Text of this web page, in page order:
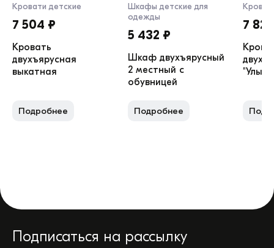
Кровати детские
7 504 ₽
Кровать
двухъярусная
выкатная
Подробнее
Шкафы детские для
одежды
5 432 ₽
Шкаф двухъярусный
2 местный с
обувницей
Подробнее
7
Подписаться на рассылку